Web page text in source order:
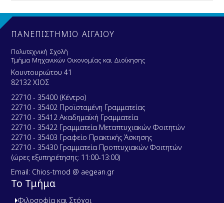
u
e
n
t
ΠΑΝΕΠΙΣΤΗΜΙΟ ΑΙΓΑΙΟΥ
Πολυτεχνική Σχολή
Τμήμα Μηχανικών Οικονομίας και Διοίκησης
Κουντουριώτου 41
82132 ΧΙΟΣ
22710 - 35400 (Κέντρο)
22710 - 35402 Προϊσταμένη Γραμματείας
22710 - 35412 Ακαδημαϊκή Γραμματεία
22710 - 35422 Γραμματεία Μεταπτυχιακών Φοιτητών
22710 - 35403 Γραφείο Πρακτικής Άσκησης
22710 - 35430 Γραμματεία Προπτυχιακών Φοιτητών
(ώρες εξυπηρέτησης: 11:00-13:00)
Email: Chios-tmod @ aegean.gr
Το Τμήμα
Φιλοσοφία και Στόχοι